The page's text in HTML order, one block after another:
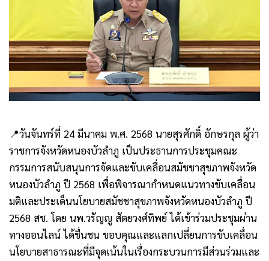
📍วันจันทร์ที่ 24 มีนาคม พ.ศ. 2568 นายสุรศักดิ์ อักษรกุล ผู้ว่า
ราชการจังหวัดหนองบัวลำภู เป็นประธานการประชุมคณะ
กรรมการสนับสนุนการจัดและขับเคลื่อนสมัชชาสุขภาพจังหวัด
หนองบัวลำภู ปี 2568 เพื่อพิจารณากำหนดแนวทางขับเคลื่อน
มติและประเด็นนโยบายสมัชชาสุขภาพจังหวัดหนองบัวลำภู ปี
2568 สช. โดย นพ.วรัญญู สัตยวงศ์ทิพย์ ได้เข้าร่วมประชุมผ่าน
ทางออนไลน์ ได้ชื่นชน ขอบคุณและแลกเปลี่ยนการขับเคลื่อน
นโยบายสาธารณะที่มีจุดเน้นในเรื่องกระบวนการมีส่วนร่วมและ